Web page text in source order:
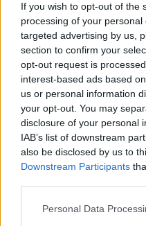
If you wish to opt-out of the
processing of your
targeted advertising by us,
section to confirm your
opt-out request is
interest-based ads based
us or personal information
your opt-out. You may
disclosure of your personal
IAB’s list of downstream
also be disclosed by us to
Downstream Participants
Please note that this
Personal Data
Anna Innocenti
grabaciones
tras una noche
coberturas de
históricos y
Licenciada en
en mesas
urbana.